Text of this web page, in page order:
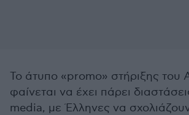
Το άτυπο «promo» στήριξης του
φαίνεται να έχει πάρει
media, με Έλληνες να